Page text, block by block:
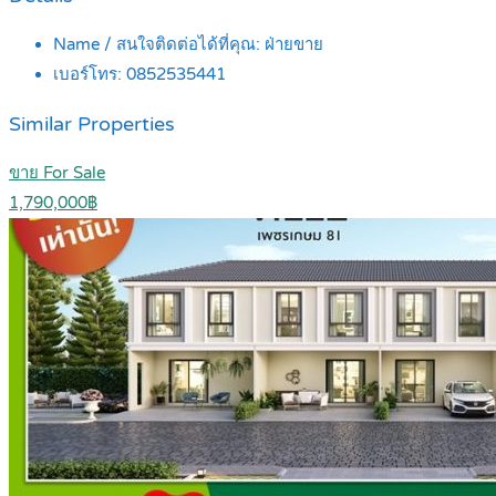
Name / สนใจติดต่อได้ที่คุณ: ฝ่ายขาย
เบอร์โทร: 0852535441
Similar Properties
ขาย For Sale
1,790,000฿